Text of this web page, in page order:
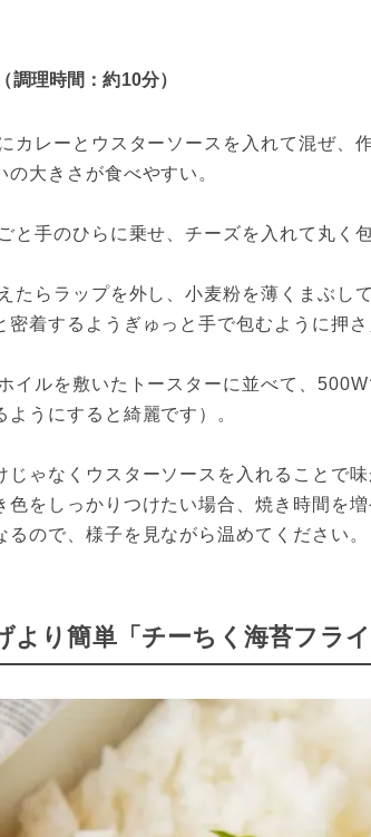
調理時間：約10分）
カレーとウスターソースを入れて混ぜ、
の大きさが食べやすい。
と手のひらに乗せ、チーズを入れて丸く包
たらラップを外し、小麦粉を薄くまぶし
密着するようぎゅっと手で包むように押さ
イルを敷いたトースターに並べて、
ようにすると綺麗です）。
じゃなくウスターソースを入れることで
色をしっかりつけたい場合、焼き時間を
るので、様子を見ながら温めてください。
より簡単「チーちく海苔フライ